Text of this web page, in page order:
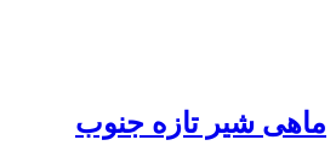
ماهی شیر تازه جنوب